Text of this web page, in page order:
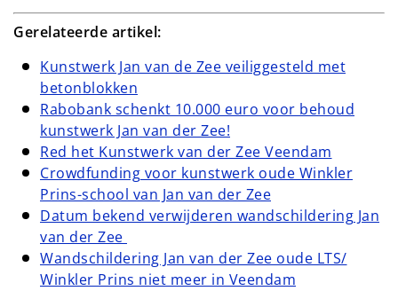
Gerelateerde artikel:
Kunstwerk Jan van de Zee veiliggesteld met
betonblokken
Rabobank schenkt 10.000 euro voor behoud
kunstwerk Jan van der Zee!
Red het Kunstwerk van der Zee Veendam
Crowdfunding voor kunstwerk oude Winkler
Prins-school van Jan van der Zee
Datum bekend verwijderen wandschildering Jan
van der Zee
Wandschildering Jan van der Zee oude LTS/
Winkler Prins niet meer in Veendam